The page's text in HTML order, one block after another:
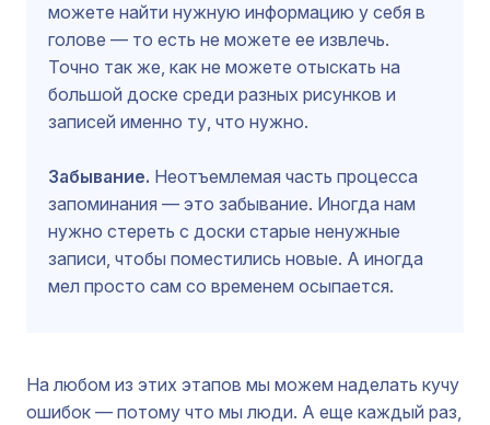
можете найти нужную информацию у себя в
голове — то есть не можете ее извлечь.
Точно так же, как не можете отыскать на
большой доске среди разных рисунков и
записей именно ту, что нужно.
Забывание. Неотъемлемая часть процесса
запоминания — это забывание. Иногда нам
нужно стереть с доски старые ненужные
записи, чтобы поместились новые. А иногда
мел просто сам со временем осыпается.
На любом из этих этапов мы можем наделать кучу
ошибок — потому что мы люди. А еще каждый раз,